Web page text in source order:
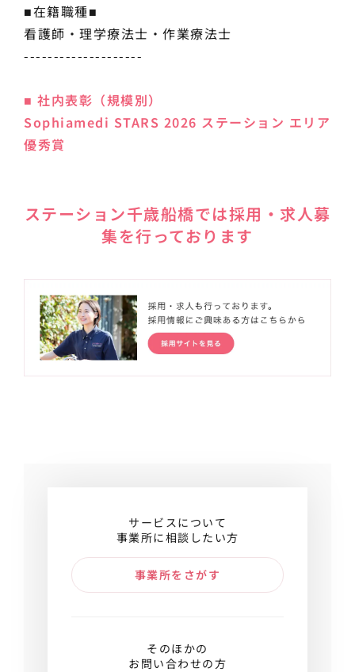
■在籍職種■
看護師・理学療法士・作業療法士
--------------------
■ 社内表彰（規模別）
Sophiamedi STARS 2026 ステーション エリア
優秀賞
ステーション千歳船橋では採用・求人募
集を行っております
サービスについて
事業所に相談したい方
事業所をさがす
そのほかの
お問い合わせの方